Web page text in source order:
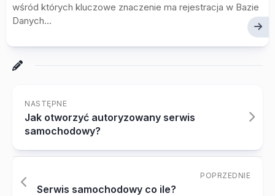
wśród których kluczowe znaczenie ma rejestracja w Bazie
Danych...
NASTĘPNE
Jak otworzyć autoryzowany serwis
samochodowy?
POPRZEDNIE
Serwis samochodowy co ile?